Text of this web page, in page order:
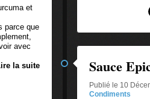
parce que
avec
la suite
Sauce
Publié le 10
Condiments